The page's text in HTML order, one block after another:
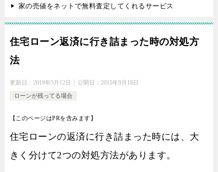
家の売値をネットで無料査定してくれるサービス
住宅ローン返済に行き詰まった時の対処方
法
更新日： 2019年5月12日 公開日： 2015年9月18日
ローンが残ってる場合
【このページはPRを含みます】
住宅ローンの返済に行き詰まった時には、大
きく分けて2つの対処方法があります。